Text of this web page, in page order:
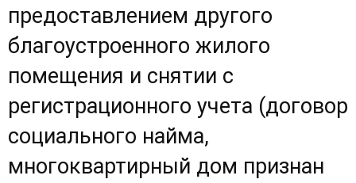
предоставлением другого
благоустроенного жилого
помещения и снятии с
регистрационного учета (договор
социального найма,
многоквартирный дом признан